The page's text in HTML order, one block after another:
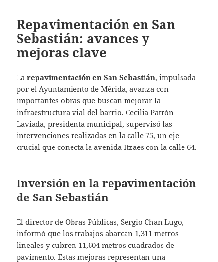
Repavimentación en San
Sebastián: avances y
mejoras clave
Larepavimentación en San Sebastián, impulsada
por el Ayuntamiento de Mérida, avanza con
importantes obras que buscan mejorar la
infraestructura vial del barrio. Cecilia Patrón
Laviada, presidenta municipal, supervisó las
intervenciones realizadas en la calle 75, un eje
crucial que conecta la avenida Itzaes con la calle 64.
Inversión en la repavimentación
de San Sebastián
El director de Obras Públicas, Sergio Chan Lugo,
informó que los trabajos abarcan 1,311 metros
lineales y cubren 11,604 metros cuadrados de
pavimento. Estas mejoras representan una